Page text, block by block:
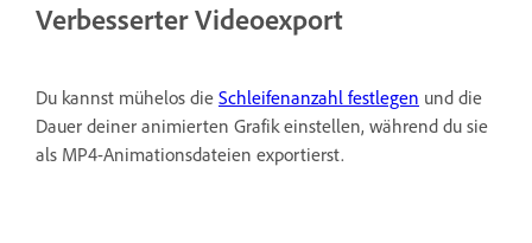
Verbesserter Videoexport
Du kannst mühelos die Schleifenanzahl festlegen und die
Dauer deiner animierten Grafik einstellen, während du sie
als MP4-Animationsdateien exportierst.